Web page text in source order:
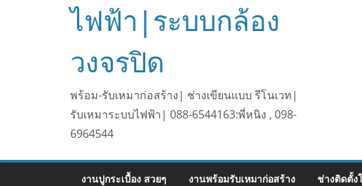
ไฟฟ้า|ระบบกล้อง
วงจรปิด
พร้อม-รับเหมาก่อสร้าง| ช่างเขียนแบบ รีโนเวท|
รับเหมาระบบไฟฟ้า| 088-6544163:พี่หนิง , 098-
6964544
งานปูกระเบื้อง สวยๆ งานพร้อมรับเหมาก่อสร้าง ช่างติดตั้ง